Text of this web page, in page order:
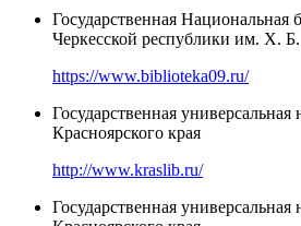
Государственная Национальная
Черкесской республики им. Х.
https://www.biblioteka09.ru/
Государственная универсальная
Красноярского края
http://www.kraslib.ru/
Государственная универсальная